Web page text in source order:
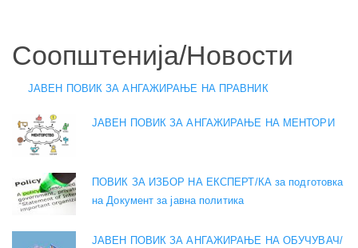
Соопштенија/Новости
ЈАВЕН ПОВИК ЗА АНГАЖИРАЊЕ НА ПРАВНИК
ЈАВЕН ПОВИК ЗА АНГАЖИРАЊЕ НА МЕНТОРИ
ПОВИК ЗА ИЗБОР НА ЕКСПЕРТ/КА за подготовка
на Документ за јавна политика
ЈАВЕН ПОВИК ЗА АНГАЖИРАЊЕ НА ОБУЧУВАЧ/